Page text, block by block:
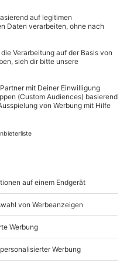
Zusatzkosten pro
sind vor Ort zu
folgenden Zeiten,
Vorteile.